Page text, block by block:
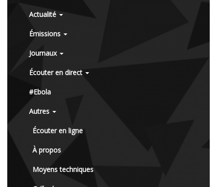
Actualité
Émissions
Journaux
Écouter en direct
#Ebola
Autres
Écouter en ligne
À propos
Moyens techniques